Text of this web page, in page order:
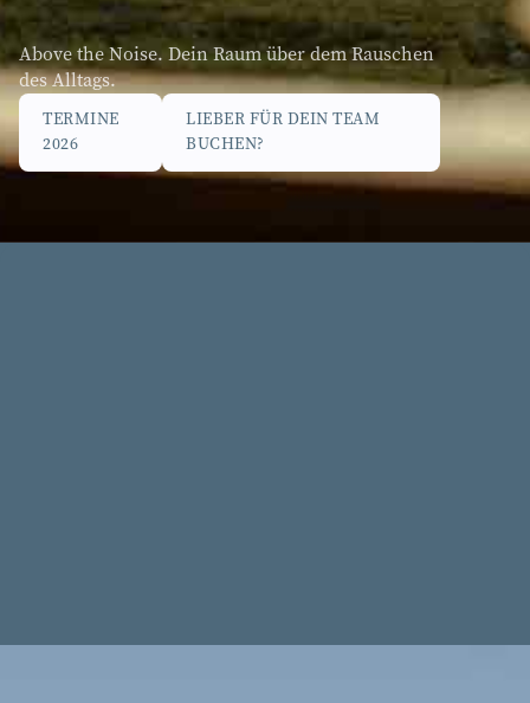
Above the Noise. Dein Raum über dem Rauschen
des Alltags.
TERMINE
2026
LIEBER FÜR DEIN TEAM
BUCHEN?